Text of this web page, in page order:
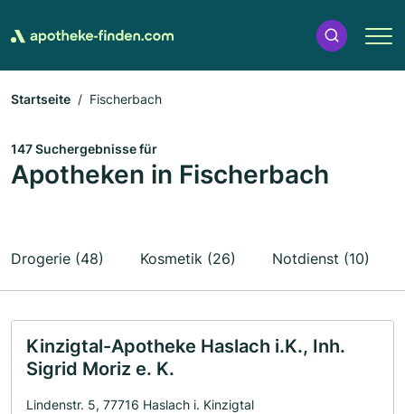
Startseite Fischerbach
147 Suchergebnisse für
Apotheken in Fischerbach
Drogerie (48) Kosmetik (26) Notdienst (10)
Kinzigtal-Apotheke Haslach i.K., Inh.
Sigrid Moriz e. K.
Lindenstr. 5, 77716 Haslach i. Kinzigtal